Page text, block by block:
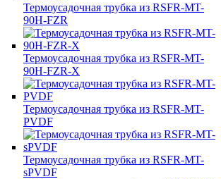
Термоусадочная трубка из RSFR-MT-
90H-FZR
Термоусадочная трубка из RSFR-MT-
90H-FZR-X
Термоусадочная трубка из RSFR-MT-
PVDF
Термоусадочная трубка из RSFR-MT-
sPVDF